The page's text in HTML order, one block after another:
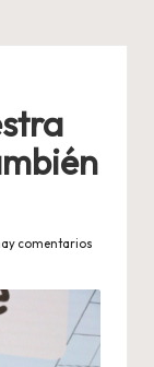
comentarios